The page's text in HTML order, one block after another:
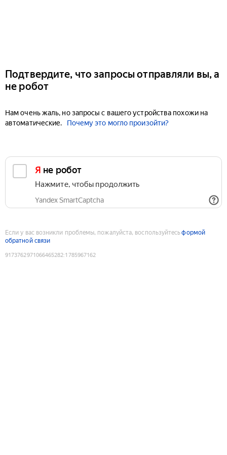
Подтвердите, что запросы отправляли вы, а
не робот
Нам очень жаль, но запросы с вашего устройства похожи на
автоматические.
Почему это могло произойти?
Я не робот
Нажмите, чтобы продолжить
Yandex SmartCaptcha
Если у вас возникли проблемы, пожалуйста, воспользуйтесьформой
обратной связи
9173762971066465282:1785967162